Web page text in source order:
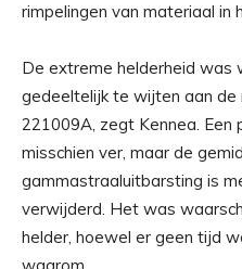
rimpelingen van materiaal in
De extreme helderheid was
gedeeltelijk te wijten aan de
221009A, zegt Kennea. Een
misschien ver, maar de
gammastraaluitbarsting is
verwijderd. Het was
helder, hoewel er geen tijd